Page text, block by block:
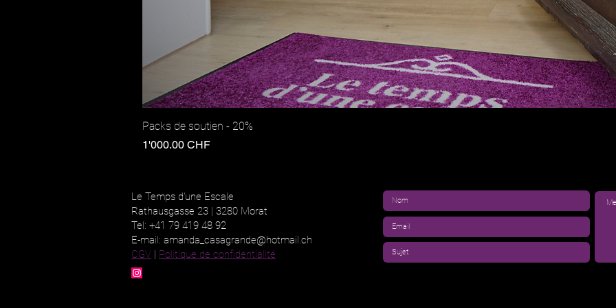
Packs de soutien - 20%
Prix
1'000.00 CHF
Le Temps d'une Escale
Rathausgasse 23 | 3280 Morat
Tel: +41 79 419 48 92
E-mail: amanda_casagrande@hotmail.ch
CGV | Politique de confidentialité